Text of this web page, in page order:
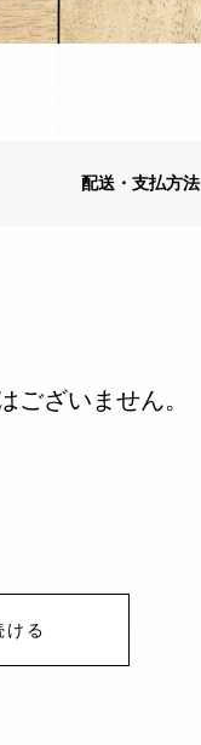
配送・支払方法
ございません。